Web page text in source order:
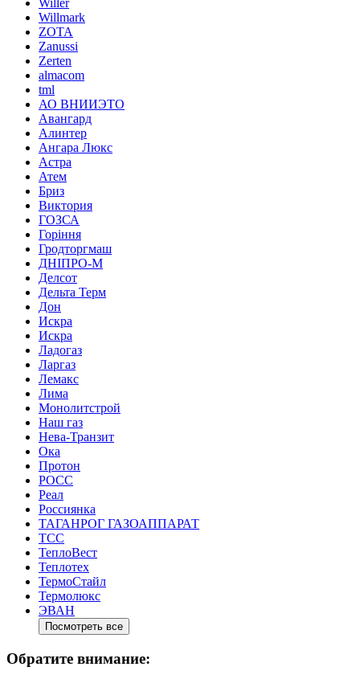
Willmark
ZOTA
Zanussi
Zerten
almacom
tml
АО ВНИИЭТО
Авангард
Алинтер
Ангара Люкс
Астра
Атем
Бриз
Виктория
ГОЗСА
Горіння
Гродторгмаш
ДНІПРО-М
Делсот
Дельта Терм
Дон
Искра
Искра
Ладогаз
Ларгаз
Лемакс
Лима
Монолитстрой
Наш газ
Нева-Транзит
Ока
Протон
РОСС
Реал
Россиянка
ТАГАНРОГ ГАЗОАППАРАТ
ТСС
ТеплоВест
Теплотех
ТермоСтайл
Термолюкс
ЭВАН
Посмотреть все
Обратите внимание: